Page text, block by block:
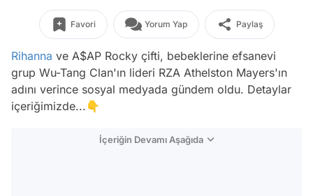
Favori Yorum Yap Paylaş
Rihanna ve A$AP Rocky çifti, bebeklerine efsanevi
grup Wu-Tang Clan'ın lideri RZA Athelston Mayers'ın
adını verince sosyal medyada gündem oldu. Detaylar
içeriğimizde...👇
İçeriğin Devamı Aşağıda